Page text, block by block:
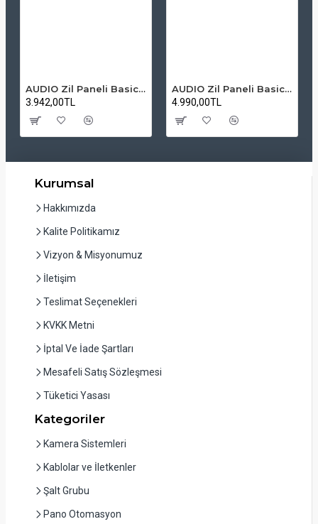
AUDIO Zil Paneli Basic Hpli Çift Buton 14'lü Sesli Apartman Diafon Kapı Paneli
3.942,00TL
AUDIO Zil Paneli Basic Hpli Çift Buton 20'li Sesli Apartman Diafon Kapı Paneli
4.990,00TL
Kurumsal
Hakkımızda
Kalite Politikamız
Vizyon & Misyonumuz
İletişim
Teslimat Seçenekleri
KVKK Metni
İptal Ve İade Şartları
Mesafeli Satış Sözleşmesi
Tüketici Yasası
Kategoriler
Kamera Sistemleri
Kablolar ve İletkenler
Şalt Grubu
Pano Otomasyon